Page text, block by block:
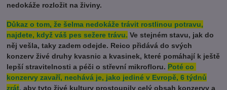
nedokáže rozložit na živiny.
Důkaz o tom, že šelma nedokáže trávit rostlinou potravu,
najdete, když váš pes sežere trávu. Ve stejném stavu, jak do
něj vešla, taky zadem odejde. Reico přidává do svých
konzerv živé druhy kvasnic a kvasinek, které pomáhají k ještě
lepší stravitelnosti a péči o střevní mikrofloru. Poté co
konzervy zavaří, nechává je, jako jediné v Evropě, 6 týdnů
zrát, aby tyto živé kultury prostoupily celý obsah konzervy a